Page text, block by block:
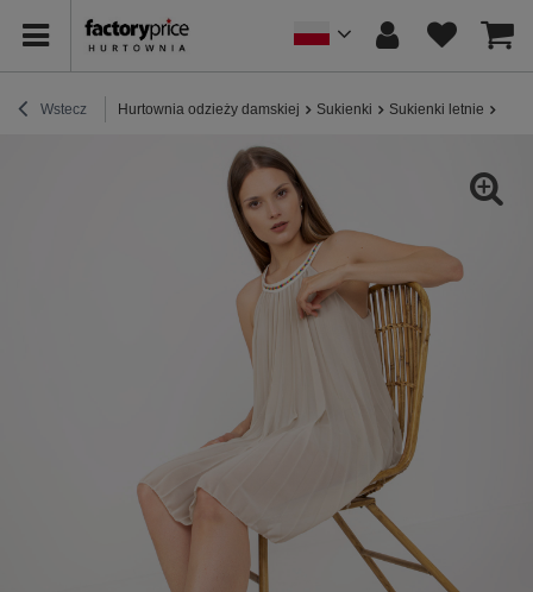
Wstecz Hurtownia odzieży damskiej Sukienki Sukienki letnie